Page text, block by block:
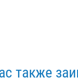
также